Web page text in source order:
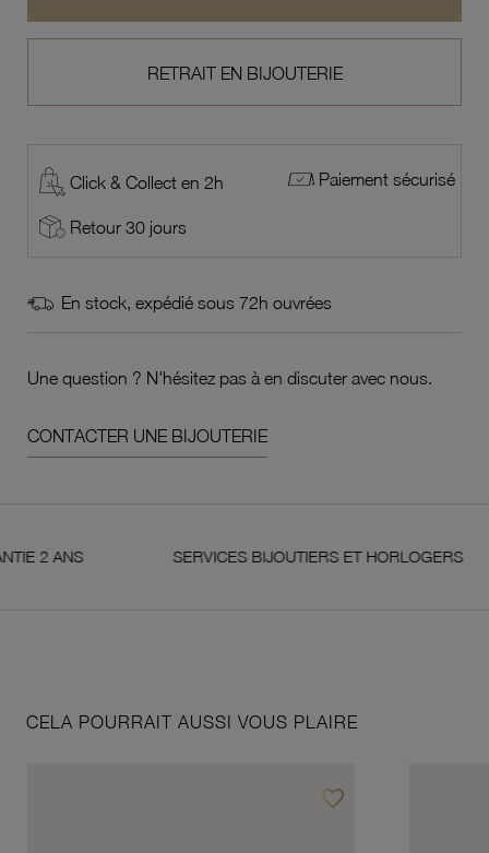
RETRAIT EN BIJOUTERIE
Click & Collect en 2h Paiement sécurisé
Retour 30 jours
En stock, expédié sous 72h ouvrées
Une question ? N'hésitez pas à en discuter avec nous.
CONTACTER UNE BIJOUTERIE
SERVICES BIJOUTIERS ET HORLOGERS
CELA POURRAIT AUSSI VOUS PLAIRE
favorite_borderAjouter à vos favoris